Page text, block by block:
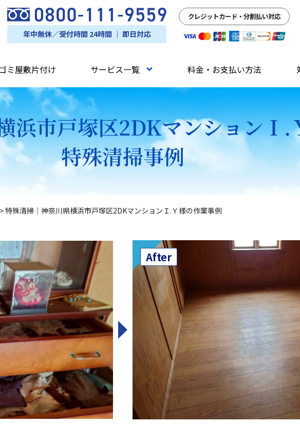
年中無休／受付時間 24時間 ｜ 即日対応
クレジットカード・分割払い対応
ゴミ屋敷片付け サービス一覧 料金・お支払い方法
浜市戸塚区2DKマンションＩ.
特殊清掃事例
>特殊清掃｜神奈川県横浜市戸塚区2DKマンションＩ.Ｙ様の作業事例
After